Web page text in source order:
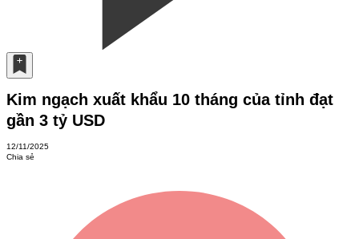
Kim ngạch xuất khẩu 10 tháng của tỉnh đạt
gần 3 tỷ USD
12/11/2025
Chia sẻ